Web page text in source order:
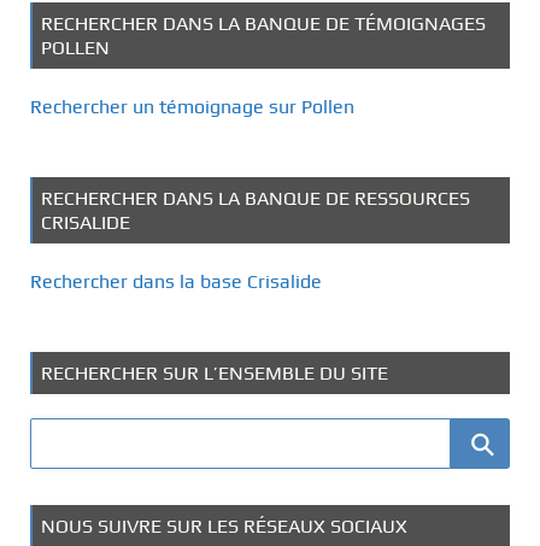
RECHERCHER DANS LA BANQUE DE TÉMOIGNAGES
POLLEN
Rechercher un témoignage sur Pollen
RECHERCHER DANS LA BANQUE DE RESSOURCES
CRISALIDE
Rechercher dans la base Crisalide
RECHERCHER SUR L’ENSEMBLE DU SITE
NOUS SUIVRE SUR LES RÉSEAUX SOCIAUX